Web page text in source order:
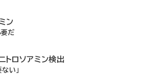
ン
だ
トロソアミン検出
い」